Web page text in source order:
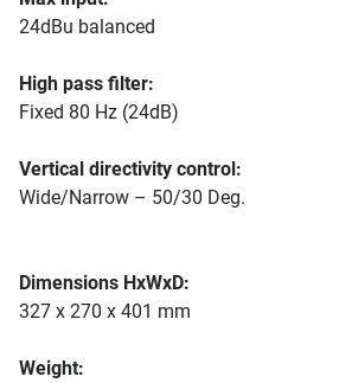
24dBu balanced
High pass filter:
Fixed 80 Hz (24dB)
Vertical directivity control:
Wide/Narrow – 50/30 Deg.
Dimensions HxWxD:
327 x 270 x 401 mm
Weight: